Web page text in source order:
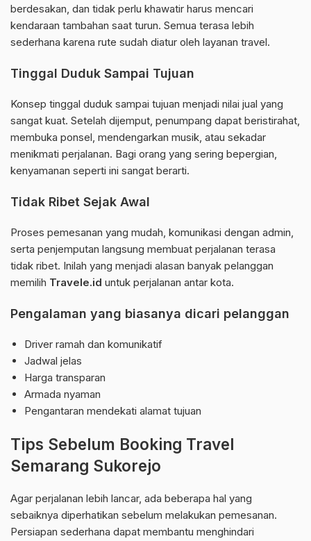
berdesakan, dan tidak perlu khawatir harus mencari
kendaraan tambahan saat turun. Semua terasa lebih
sederhana karena rute sudah diatur oleh layanan travel.
Tinggal Duduk Sampai Tujuan
Konsep tinggal duduk sampai tujuan menjadi nilai jual yang
sangat kuat. Setelah dijemput, penumpang dapat beristirahat,
membuka ponsel, mendengarkan musik, atau sekadar
menikmati perjalanan. Bagi orang yang sering bepergian,
kenyamanan seperti ini sangat berarti.
Tidak Ribet Sejak Awal
Proses pemesanan yang mudah, komunikasi dengan admin,
serta penjemputan langsung membuat perjalanan terasa
tidak ribet. Inilah yang menjadi alasan banyak pelanggan
memilih Travele.id untuk perjalanan antar kota.
Pengalaman yang biasanya dicari pelanggan
Driver ramah dan komunikatif
Jadwal jelas
Harga transparan
Armada nyaman
Pengantaran mendekati alamat tujuan
Tips Sebelum Booking Travel
Semarang Sukorejo
Agar perjalanan lebih lancar, ada beberapa hal yang
sebaiknya diperhatikan sebelum melakukan pemesanan.
Persiapan sederhana dapat membantu menghindari